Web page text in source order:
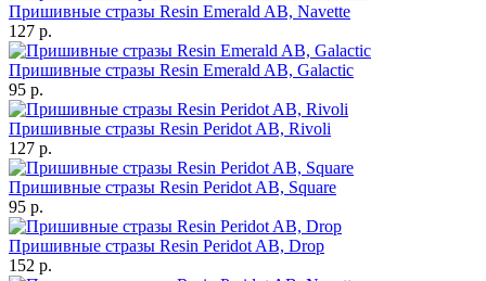
Пришивные стразы Resin Emerald AB, Navette
127 р.
Пришивные стразы Resin Emerald AB, Galactic
95 р.
Пришивные стразы Resin Peridot AB, Rivoli
127 р.
Пришивные стразы Resin Peridot AB, Square
95 р.
Пришивные стразы Resin Peridot AB, Drop
152 р.